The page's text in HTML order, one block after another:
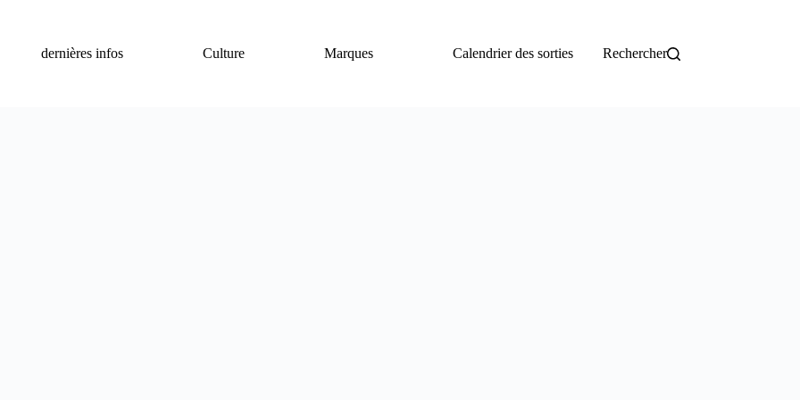
dernières infos
Culture Marques Calendrier des sorties Rechercher